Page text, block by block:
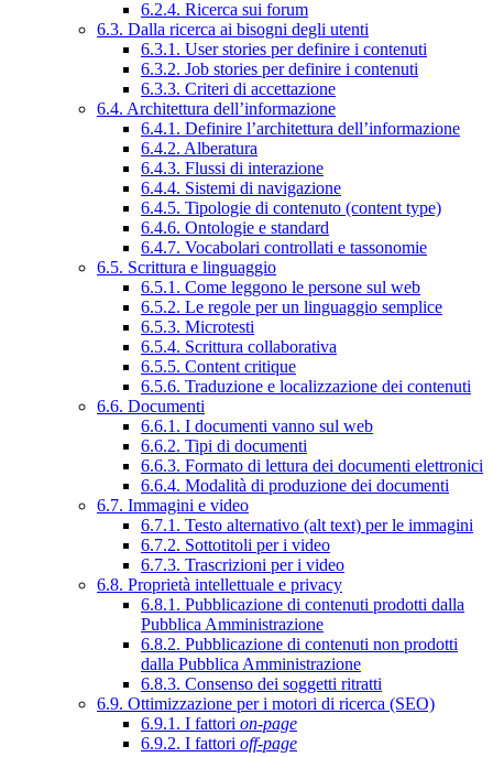
6.2.4. Ricerca sui forum
6.3. Dalla ricerca ai bisogni degli utenti
6.3.1. User stories per definire i contenuti
6.3.2. Job stories per definire i contenuti
6.3.3. Criteri di accettazione
6.4. Architettura dell’informazione
6.4.1. Definire l’architettura dell’informazione
6.4.2. Alberatura
6.4.3. Flussi di interazione
6.4.4. Sistemi di navigazione
6.4.5. Tipologie di contenuto (content type)
6.4.6. Ontologie e standard
6.4.7. Vocabolari controllati e tassonomie
6.5. Scrittura e linguaggio
6.5.1. Come leggono le persone sul web
6.5.2. Le regole per un linguaggio semplice
6.5.3. Microtesti
6.5.4. Scrittura collaborativa
6.5.5. Content critique
6.5.6. Traduzione e localizzazione dei contenuti
6.6. Documenti
6.6.1. I documenti vanno sul web
6.6.2. Tipi di documenti
6.6.3. Formato di lettura dei documenti elettronici
6.6.4. Modalità di produzione dei documenti
6.7. Immagini e video
6.7.1. Testo alternativo (alt text) per le immagini
6.7.2. Sottotitoli per i video
6.7.3. Trascrizioni per i video
6.8. Proprietà intellettuale e privacy
6.8.1. Pubblicazione di contenuti prodotti dalla
Pubblica Amministrazione
6.8.2. Pubblicazione di contenuti non prodotti
dalla Pubblica Amministrazione
6.8.3. Consenso dei soggetti ritratti
6.9. Ottimizzazione per i motori di ricerca (SEO)
6.9.1. I fattori on-page
6.9.2. I fattori off-page